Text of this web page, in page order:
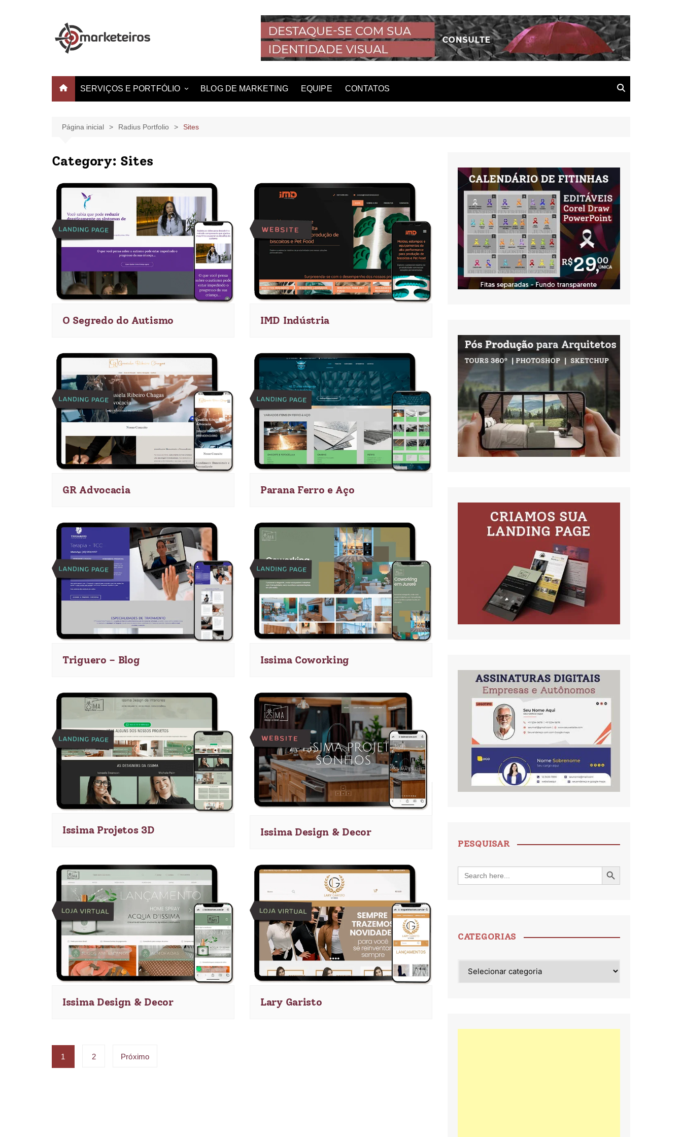
SERVIÇOS E PORTFÓLIO
Identidade Visual
Criação de Estampas
BLOG DE MARKETING EQUIPE CONTATOS
Página inicial Radius Portfolio Sites
Category: Sites
O Segredo do Autismo IMD Indústria
GR Advocacia Parana Ferro e Aço
Triguero – Blog Issima Coworking
Issima Projetos 3D Issima Design & Decor
Issima Design & Decor Lary Garisto
1 2 Próximo
PESQUISAR
Search
for:
Search Button
CATEGORIAS